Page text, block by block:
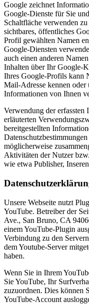
Google zeichnet
Google-Dienste für Sie
Schaltfläche verwenden
sichtbares, öffentliches
Profil gewählten Namen
Google-Diensten
auch einen anderen
Inhalten über Ihr Google-
Ihres Google-Profils kann
Mail-Adresse kennen oder
Informationen von Ihnen
Verwendung der erfassten
erläuterten
bereitgestellten
möglicherweise
Aktivitäten der Nutzer
wie etwa Publisher,
Unsere Webseite nutzt
YouTube. Betreiber der
Ave., San Bruno, CA
einem YouTube-Plugin
Verbindung zu den
dem Youtube-Server
haben.
Wenn Sie in Ihrem
Sie YouTube, Ihr
zuzuordnen. Dies können
YouTube-Account